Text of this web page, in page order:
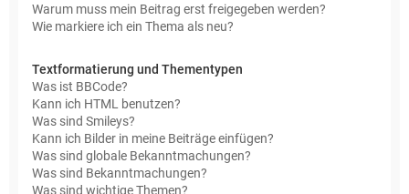
Warum muss mein Beitrag erst freigegeben werden?
Wie markiere ich ein Thema als neu?
Textformatierung und Thementypen
Was ist BBCode?
Kann ich HTML benutzen?
Was sind Smileys?
Kann ich Bilder in meine Beiträge einfügen?
Was sind globale Bekanntmachungen?
Was sind Bekanntmachungen?
Was sind wichtige Themen?